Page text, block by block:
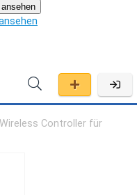
Controller für